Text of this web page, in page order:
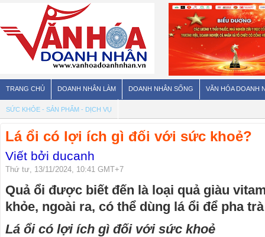
TRANG CHỦ DOANH NHÂN LÀM DOANH NHÂN SỐNG VĂN HÓA DOANH
SỨC KHỎE - SẢN PHẨM - DỊCH VỤ
Lá ổi có lợi ích gì đối với sức khoẻ?
Viết bởi ducanh
Thứ tư, 13/11/2024, 10:41 GMT+7
Quả ổi được biết đến là loại quả giàu
khỏe, ngoài ra, có thể dùng lá ổi để pha
Lá ổi có lợi ích gì đối với sức khoẻ